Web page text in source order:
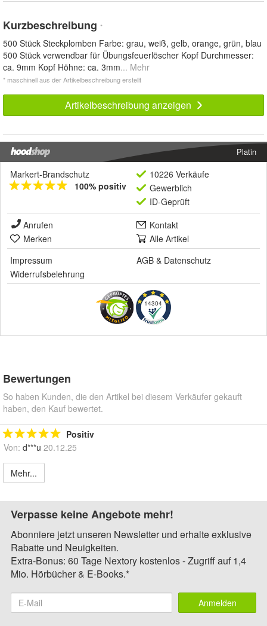
Kurzbeschreibung *
500 Stück Steckplomben Farbe: grau, weiß, gelb, orange, grün, blau
500 Stück verwendbar für Übungsfeuerlöscher Kopf Durchmesser:
ca. 9mm Kopf Höhne: ca. 3mm... Mehr
* maschinell aus der Artikelbeschreibung erstellt
Artikelbeschreibung anzeigen
Platin
Markert-Brandschutz
100% positiv
10226 Verkäufe
Gewerblich
ID-Geprüft
Anrufen
Kontakt
Merken
Alle Artikel
Impressum
AGB & Datenschutz
Widerrufsbelehrung
14304
Bewertungen
So haben Kunden, die den Artikel bei diesem Verkäufer gekauft
haben, den Kauf bewertet.
Positiv
Von: d***u 20.12.25
Mehr...
Verpasse keine Angebote mehr!
Abonniere jetzt unseren Newsletter und erhalte exklusive
Rabatte und Neuigkeiten.
Extra-Bonus: 60 Tage Nextory kostenlos - Zugriff auf 1,4
Mio. Hörbücher & E-Books.*
Anmelden